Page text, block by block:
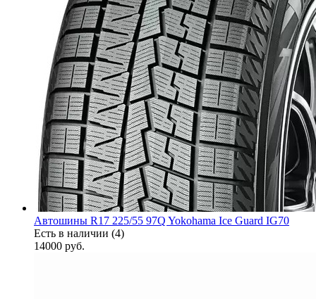
Автошины R17 225/55 97Q Yokohama Ice Guard IG70
Есть в наличии (4)
14000 руб.